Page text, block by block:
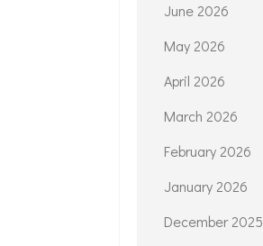
June 2026
May 2026
April 2026
March 2026
February 2026
January 2026
December 2025